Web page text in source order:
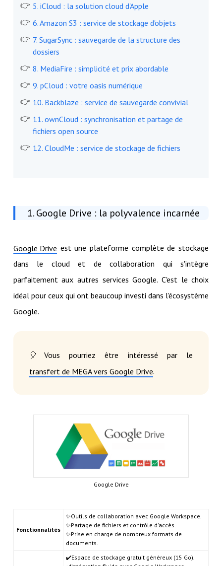
5. iCloud : la solution cloud d'Apple
6. Amazon S3 : service de stockage d'objets
7. SugarSync : sauvegarde de la structure des
dossiers
8. MediaFire : simplicité et prix abordable
9. pCloud : votre oasis numérique
10. Backblaze : service de sauvegarde convivial
11. ownCloud : synchronisation et partage de
fichiers open source
12. CloudMe : service de stockage de fichiers
1. Google Drive : la polyvalence incarnée
Google Drive est une plateforme complète de stockage
dans le cloud et de collaboration qui s'intègre
parfaitement aux autres services Google. C'est le choix
idéal pour ceux qui ont beaucoup investi dans l'écosystème
Google.
🎈Vous pourriez être intéressé par le
transfert de MEGA vers Google Drive.
Google Drive
Fonctionnalités
✨Outils de collaboration avec Google Workspace.
✨Partage de fichiers et contrôle d'accès.
✨Prise en charge de nombreux formats de
documents.
✔️Espace de stockage gratuit généreux (15 Go).